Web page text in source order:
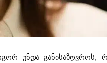
უნდა განისაზღვროს,